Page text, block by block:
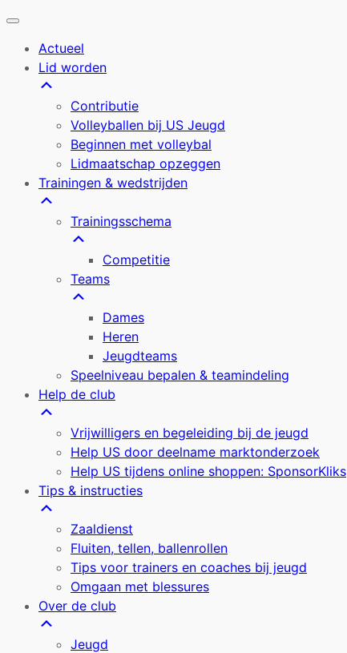
Actueel
Lid worden
Contributie
Volleyballen bij US Jeugd
Beginnen met volleybal
Lidmaatschap opzeggen
Trainingen & wedstrijden
Trainingsschema
Competitie
Teams
Dames
Heren
Jeugdteams
Speelniveau bepalen & teamindeling
Help de club
Vrijwilligers en begeleiding bij de jeugd
Help US door deelname marktonderzoek
Help US tijdens online shoppen: SponsorKliks
Tips & instructies
Zaaldienst
Fluiten, tellen, ballenrollen
Tips voor trainers en coaches bij jeugd
Omgaan met blessures
Over de club
Jeugd